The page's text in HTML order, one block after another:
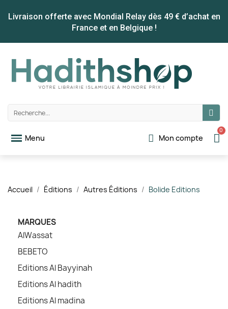
Livraison offerte avec Mondial Relay dès 49 € d’achat en
France et en Belgique !
Mon compte
Accueil Éditions Autres Éditions Bolide Editions
MARQUES
AlWassat
BEBETO
Editions Al Bayyinah
Editions Al hadith
Editions Al madina